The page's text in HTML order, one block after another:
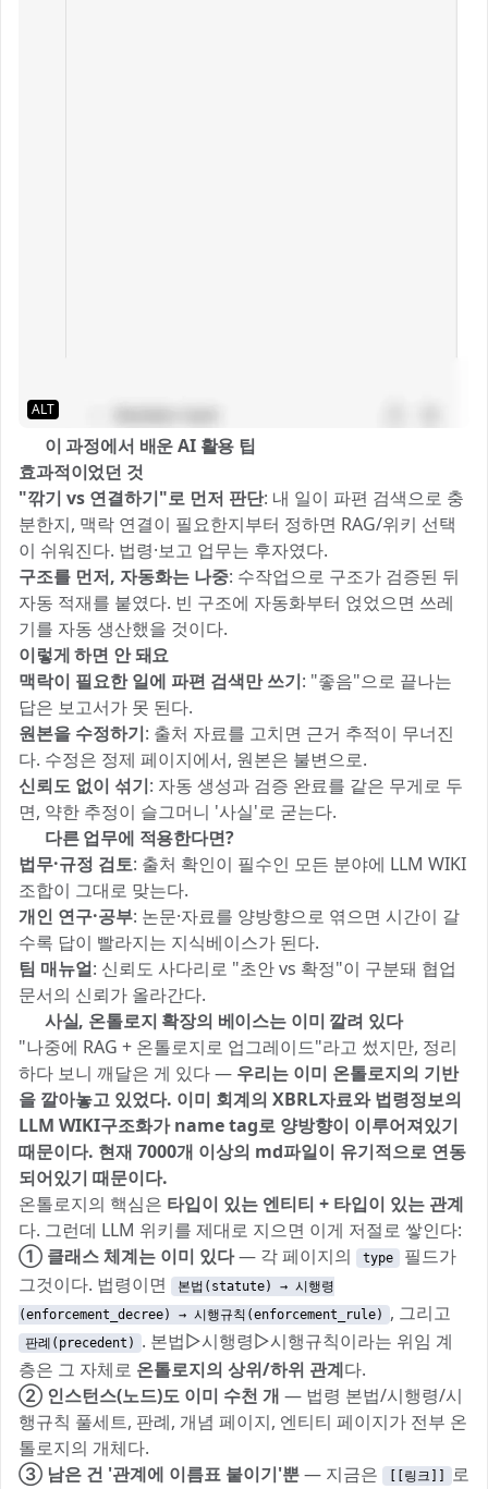
ALT
💬 이 과정에서 배운 AI 활용 팁
효과적이었던 것
"깎기 vs 연결하기"로 먼저 판단: 내 일이 파편 검색으로 충
분한지, 맥락 연결이 필요한지부터 정하면 RAG/위키 선택
이 쉬워진다. 법령·보고 업무는 후자였다.
구조를 먼저, 자동화는 나중: 수작업으로 구조가 검증된 뒤
자동 적재를 붙였다. 빈 구조에 자동화부터 얹었으면 쓰레
기를 자동 생산했을 것이다.
이렇게 하면 안 돼요
맥락이 필요한 일에 파편 검색만 쓰기: "좋음"으로 끝나는
답은 보고서가 못 된다.
원본을 수정하기: 출처 자료를 고치면 근거 추적이 무너진
다. 수정은 정제 페이지에서, 원본은 불변으로.
신뢰도 없이 섞기: 자동 생성과 검증 완료를 같은 무게로 두
면, 약한 추정이 슬그머니 '사실'로 굳는다.
🌍 다른 업무에 적용한다면?
법무·규정 검토: 출처 확인이 필수인 모든 분야에 LLM WIKI
조합이 그대로 맞는다.
개인 연구·공부: 논문·자료를 양방향으로 엮으면 시간이 갈
수록 답이 빨라지는 지식베이스가 된다.
팀 매뉴얼: 신뢰도 사다리로 "초안 vs 확정"이 구분돼 협업
문서의 신뢰가 올라간다.
🧬 사실, 온톨로지 확장의 베이스는 이미 깔려 있다
"나중에 RAG + 온톨로지로 업그레이드"라고 썼지만, 정리
하다 보니 깨달은 게 있다 — 우리는 이미 온톨로지의 기반
을 깔아놓고 있었다. 이미 회계의 XBRL자료와 법령정보의
LLM WIKI구조화가 name tag로 양방향이 이루어져있기
때문이다. 현재 7000개 이상의 md파일이 유기적으로 연동
되어있기 때문이다.
온톨로지의 핵심은 타입이 있는 엔티티 + 타입이 있는 관계
다. 그런데 LLM 위키를 제대로 지으면 이게 저절로 쌓인다:
① 클래스 체계는 이미 있다— 각 페이지의 type
필드가
그것이다. 법령이면
본법(statute) → 시행령
(enforcement_decree) → 시행규칙(enforcement_rule)
, 그리고
판례(precedent)
. 본법▷시행령▷시행규칙이라는 위임 계
층은 그 자체로 온톨로지의 상위/하위 관계다.
② 인스턴스(노드)도 이미 수천 개 — 법령 본법/시행령/시
행규칙 풀세트, 판례, 개념 페이지, 엔티티 페이지가 전부 온
톨로지의 개체다.
③ 남은 건 '관계에 이름표 붙이기'뿐— 지금은 [[링크]]
로